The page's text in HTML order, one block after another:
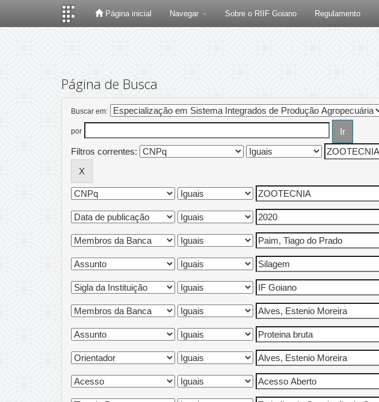
Página inicial Navegar Sobre o RIIF Goiano Regulamento
Página de Busca
Buscar em:
por
Filtros correntes: